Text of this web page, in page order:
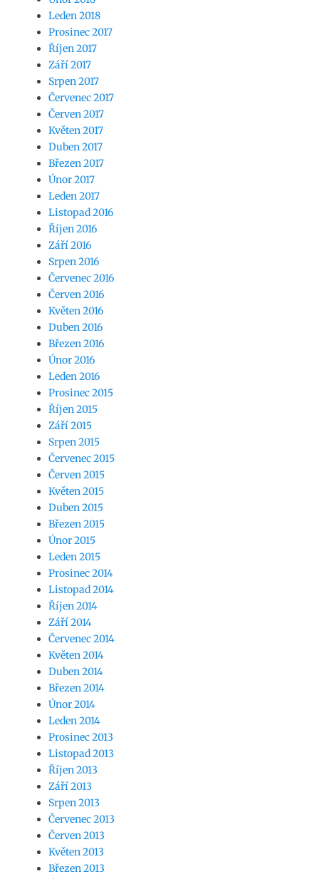
Leden 2018
Prosinec 2017
Říjen 2017
Září 2017
Srpen 2017
Červenec 2017
Červen 2017
Květen 2017
Duben 2017
Březen 2017
Únor 2017
Leden 2017
Listopad 2016
Říjen 2016
Září 2016
Srpen 2016
Červenec 2016
Červen 2016
Květen 2016
Duben 2016
Březen 2016
Únor 2016
Leden 2016
Prosinec 2015
Říjen 2015
Září 2015
Srpen 2015
Červenec 2015
Červen 2015
Květen 2015
Duben 2015
Březen 2015
Únor 2015
Leden 2015
Prosinec 2014
Listopad 2014
Říjen 2014
Září 2014
Červenec 2014
Květen 2014
Duben 2014
Březen 2014
Únor 2014
Leden 2014
Prosinec 2013
Listopad 2013
Říjen 2013
Září 2013
Srpen 2013
Červenec 2013
Červen 2013
Květen 2013
Březen 2013